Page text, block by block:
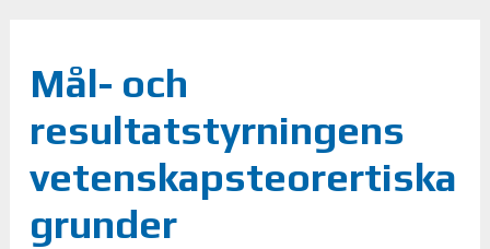
Mål- och
resultatstyrningens
vetenskapsteorertiska
grunder